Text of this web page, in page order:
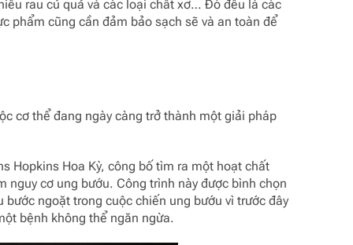
rau củ quả và các loại chất xơ… Đó đều là các
phẩm cũng cần đảm bảo sạch sẽ và an toàn để
cơ thể đang ngày càng trở thành một giải pháp
Hopkins Hoa Kỳ, công bố tìm ra một hoạt chất
cơ ung bướu. Công trình này được bình chọn
ngoặt trong cuộc chiến ung bướu vì trước đây
bệnh không thể ngăn ngừa.